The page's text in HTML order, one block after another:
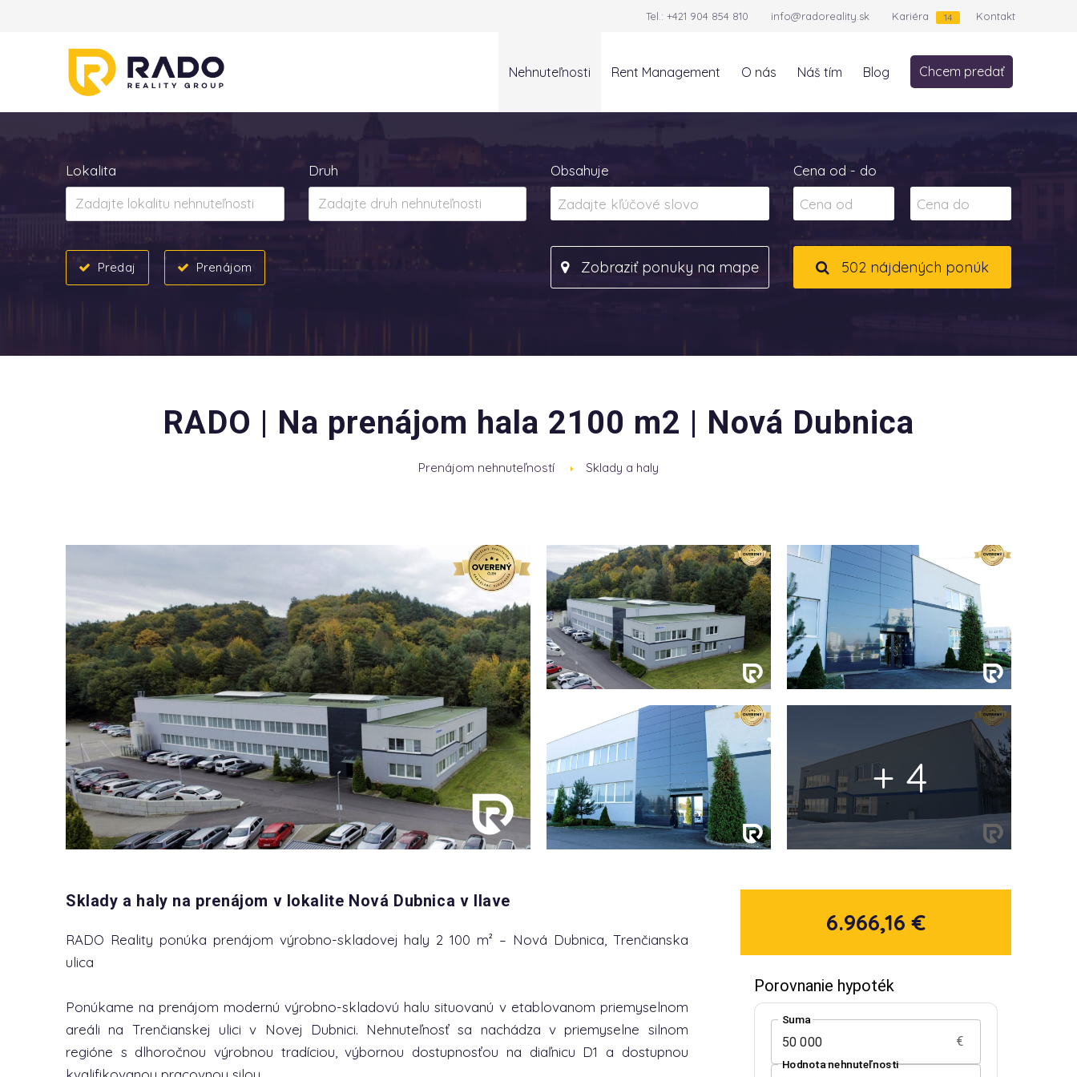
Tel.: +421 904 854 810 info@radoreality.sk Kariéra 14 Kontakt
Nehnuteľnosti Rent Management O nás Náš tím Blog Chcem predať
Lokalita Druh Obsahuje Cena od - do
Predaj Prenájom Zobraziť ponuky na mape 502 nájdených ponúk
RADO | Na prenájom hala 2100 m2 | Nová Dubnica
Prenájom nehnuteľností Sklady a haly
+ 4
Sklady a haly na prenájom v lokalite Nová Dubnica v Ilave
RADO Reality ponúka prenájom výrobno-skladovej haly 2 100 m² – Nová Dubnica, Trenčianska
ulica
Ponúkame na prenájom modernú výrobno-skladovú halu situovanú v etablovanom priemyselnom
areáli na Trenčianskej ulici v Novej Dubnici. Nehnuteľnosť sa nachádza v priemyselne silnom
regióne s dlhoročnou výrobnou tradíciou, výbornou dostupnosťou na diaľnicu D1 a dostupnou
6.966,16 €